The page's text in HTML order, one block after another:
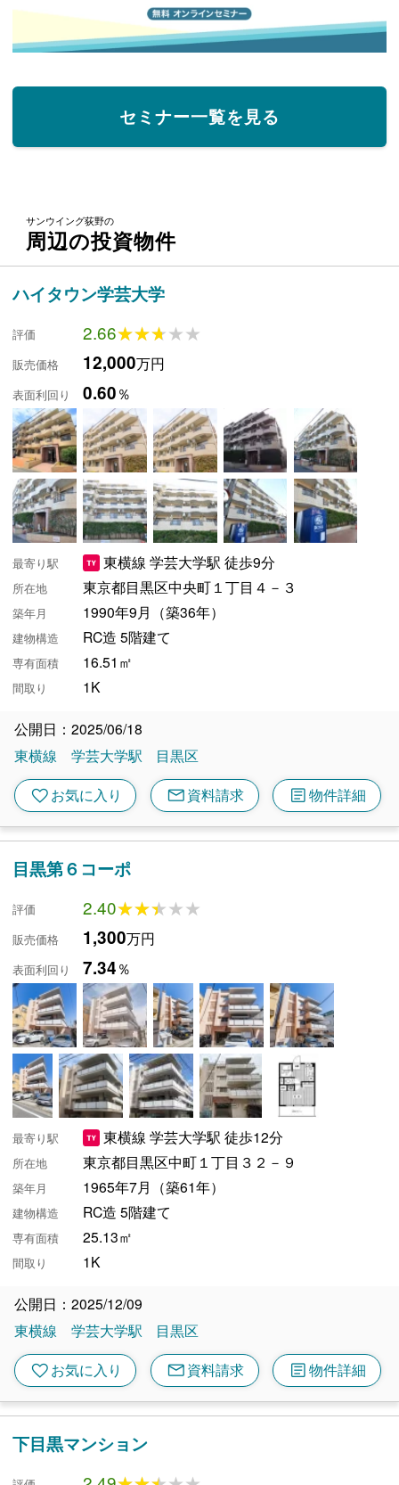
セミナー一覧を見る
サンウイング荻野の
周辺の投資物件
ハイタウン学芸大学
評価 2.66★★★★★
★★★★★
販売価格 12,000万円
表面利回り 0.60％
最寄り駅 東横線 学芸大学駅 徒歩9分
所在地 東京都目黒区中央町１丁目４－３
築年月 1990年9月（築36年）
建物構造 RC造 5階建て
専有面積 16.51㎡
間取り 1K
公開日：2025/06/18
東横線
学芸大学駅 目黒区
favoriteお気に入り mail資料請求 article物件詳細
目黒第６コーポ
評価 2.40★★★★★
★★★★★
販売価格 1,300万円
表面利回り 7.34％
最寄り駅 東横線 学芸大学駅 徒歩12分
所在地 東京都目黒区中町１丁目３２－９
築年月 1965年7月（築61年）
建物構造 RC造 5階建て
専有面積 25.13㎡
間取り 1K
公開日：2025/12/09
東横線
学芸大学駅 目黒区
favoriteお気に入り mail資料請求 article物件詳細
下目黒マンション